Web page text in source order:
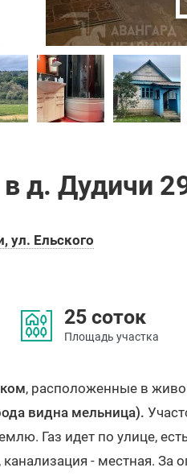
в д. Дудичи
ул. Ельского
25 соток
Площадь участка
, расположенные в
видна мельница).
Газ идет по улице,
- местная. За